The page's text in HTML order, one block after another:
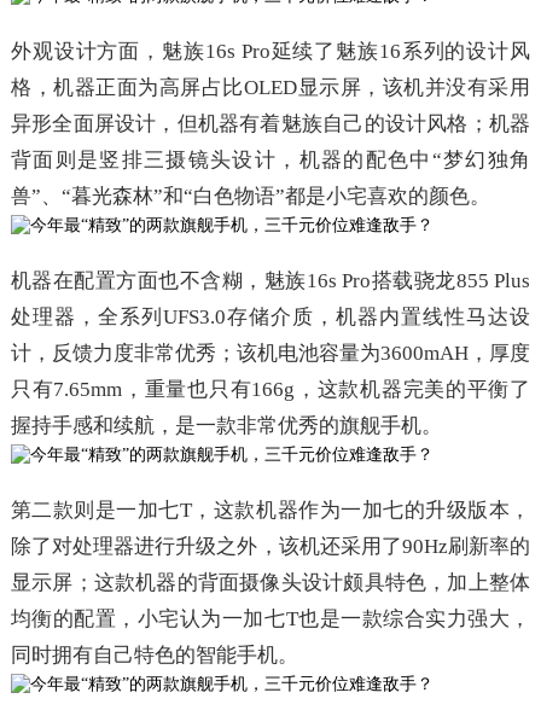
外观设计方面，魅族16s Pro延续了魅族16系列的设计风
格，机器正面为高屏占比OLED显示屏，该机并没有采用
异形全面屏设计，但机器有着魅族自己的设计风格；机器
背面则是竖排三摄镜头设计，机器的配色中“梦幻独角
兽”、“暮光森林”和“白色物语”都是小宅喜欢的颜色。
机器在配置方面也不含糊，魅族16s Pro搭载骁龙855 Plus
处理器，全系列UFS3.0存储介质，机器内置线性马达设
计，反馈力度非常优秀；该机电池容量为3600mAH，厚度
只有7.65mm，重量也只有166g，这款机器完美的平衡了
握持手感和续航，是一款非常优秀的旗舰手机。
第二款则是一加七T，这款机器作为一加七的升级版本，
除了对处理器进行升级之外，该机还采用了90Hz刷新率的
显示屏；这款机器的背面摄像头设计颇具特色，加上整体
均衡的配置，小宅认为一加七T也是一款综合实力强大，
同时拥有自己特色的智能手机。